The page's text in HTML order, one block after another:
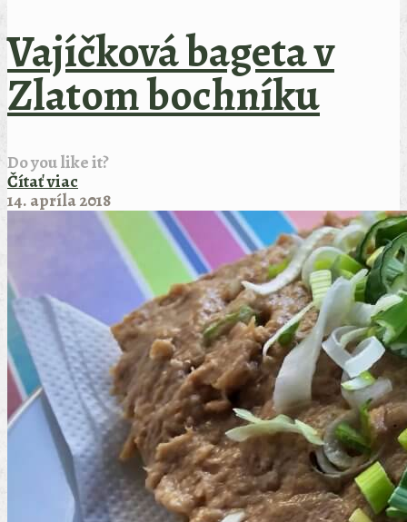
Vajíčková bageta v
Zlatom bochníku
Do you like it?
Čítať viac
14. apríla 2018